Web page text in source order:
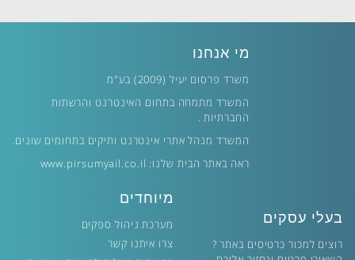
מי אנחנו
משרד פרסום יעיל (2009) בע"מ
המשרד מתמחה בתחום האינטרנט והרשתות
החברתיות .
המשרד מנהל אתרי אינטרנט ותיקים בתחומים שונים.
ראה באתר הבית שלנו: www.pirsumyail.co.il
בעלי עסקים
רוצים למכור כרטיסים באתר ?
מיוחדים
מערכת ניהול ספקים
צרו איתנו קשר